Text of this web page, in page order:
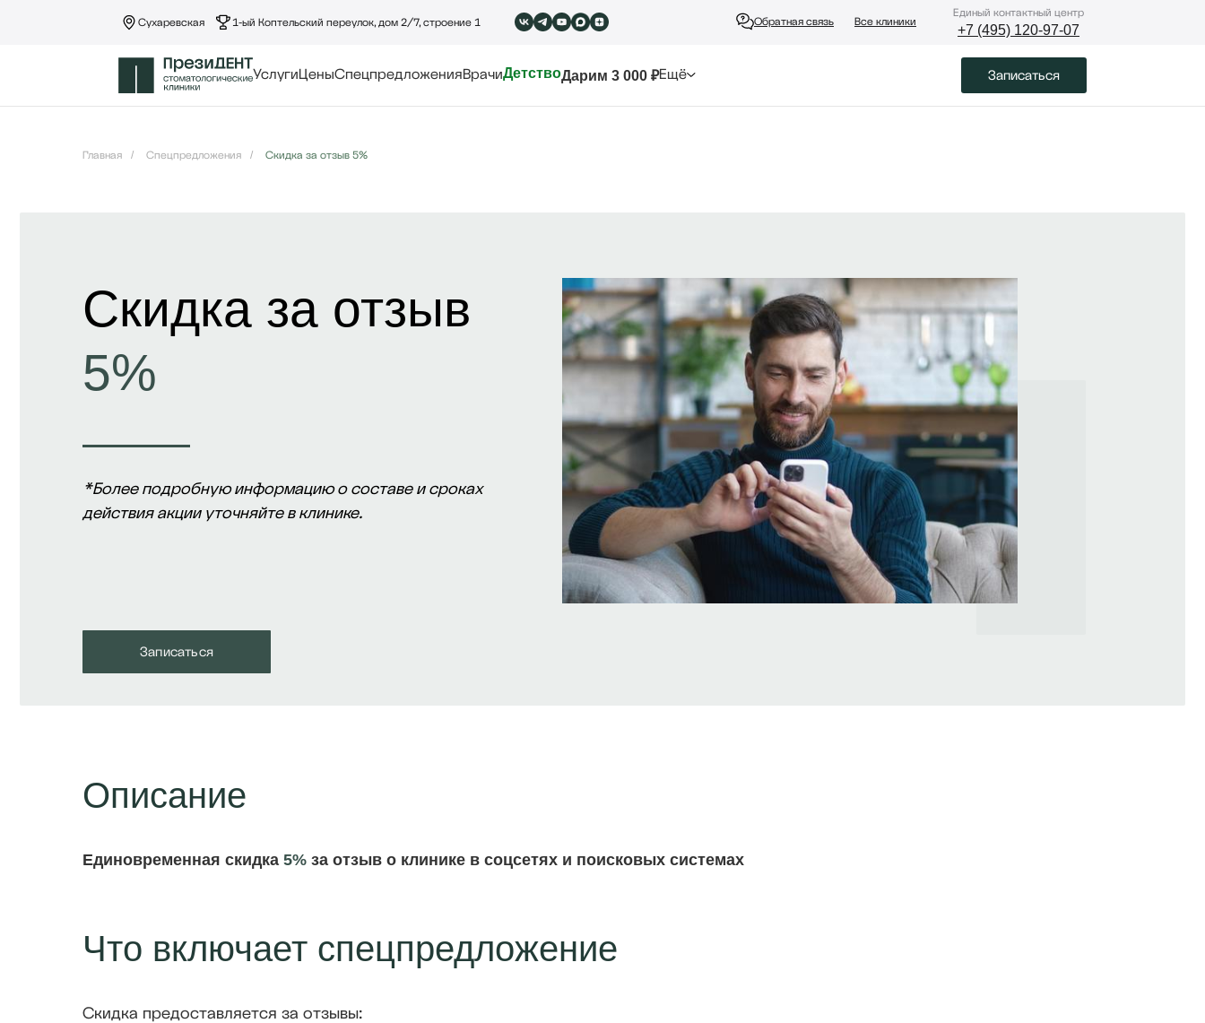
Обратная связь Все клиники
Eдиный контактный центр
+7 (495) 120-97-07
Сухаревская 1-ый Коптельский переулок, дом 2/7, строение 1
УслугиЦеныСпецпредложенияВрачиДетствоДарим 3 000 ₽Ещё Записаться
Главная / Спецпредложения / Скидка за отзыв 5%
Скидка за отзыв
5%
*Более подробную информацию о составе и сроках
действия акции уточняйте в клинике.
Записаться
Описание
Единовременная скидка 5% за отзыв о клинике в соцсетях и поисковых системах
Что включает спецпредложение
Скидка предоставляется за отзывы: